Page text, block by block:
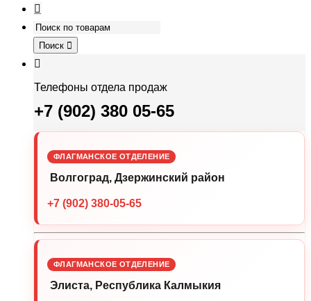
Поиск
Телефоны отдела продаж
+7 (902) 380 05-65
ФЛАГМАНСКОЕ ОТДЕЛЕНИЕ
Волгоград, Дзержинский район
+7 (902) 380-05-65
ФЛАГМАНСКОЕ ОТДЕЛЕНИЕ
Элиста, Республика Калмыкия